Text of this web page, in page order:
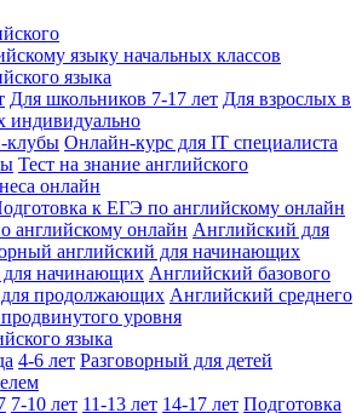
языку начальных классов
языка
Для школьников 7-17 лет Для взрослых в
индивидуально
клубы Онлайн-курс для IT специалиста
Тест на знание английского
онлайн
к ЕГЭ по английскому онлайн
английскому онлайн Английский для
английский для начинающих
начинающих Английский базового
продолжающих Английский среднего
уровня
языка
4-6 лет Разговорный для детей
7-10 лет 11-13 лет 14-17 лет Подготовка